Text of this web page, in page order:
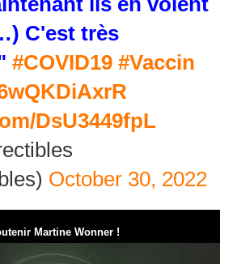
C'est très
#COVID19 #Vaccin
DsU3449fpL
October 30, 2022